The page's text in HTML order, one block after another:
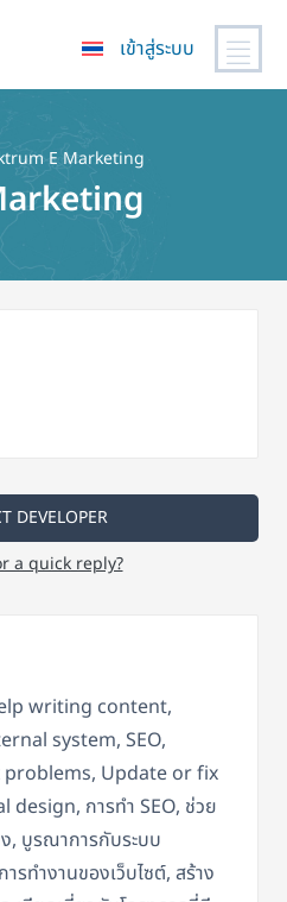
เข้าสู่ระบบ
E Marketing
DEVELOPER
a quick reply?
writing content,
system, SEO,
Update or fix
การทำ SEO, ช่วย
, บูรณาการกับระบบ
ทำงานของเว็บไซต์, สร้าง